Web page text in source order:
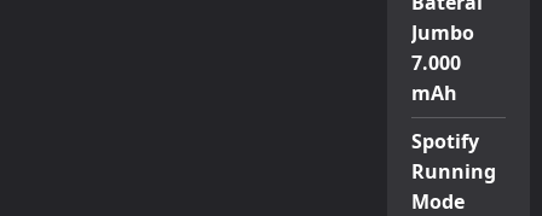
Jumbo
7.000
mAh
Spotify
Running
Mode